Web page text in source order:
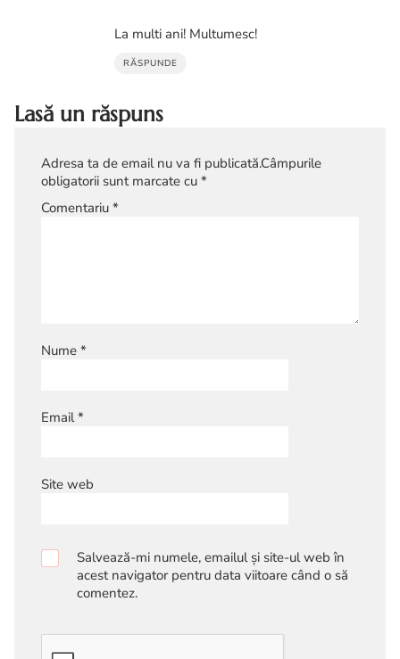
La multi ani! Multumesc!
RĂSPUNDE
Lasă un răspuns
Adresa ta de email nu va fi publicată.Câmpurile
obligatorii sunt marcate cu *
Comentariu *
Nume *
Email*
Site web
Salvează-mi numele, emailul și site-ul web în
acest navigator pentru data viitoare când o să
comentez.